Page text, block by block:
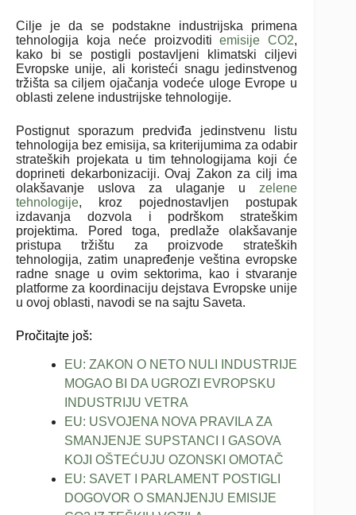
Cilje je da se podstakne industrijska primena
tehnologija koja neće proizvoditiemisije CO2,
kako bi se postigli postavljeni klimatski ciljevi
Evropske unije, ali koristeći snagu jedinstvenog
tržišta sa ciljem ojačanja vodeće uloge Evrope u
oblasti zelene industrijske tehnologije.
Postignut sporazum predviđa jedinstvenu listu
tehnologija bez emisija, sa kriterijumima za odabir
strateških projekata u tim tehnologijama koji će
doprineti dekarbonizaciji. Ovaj Zakon za cilj ima
olakšavanje uslova za ulaganje u zelene
tehnologije, kroz pojednostavljen postupak
izdavanja dozvola i podrškom strateškim
projektima. Pored toga, predlaže olakšavanje
pristupa tržištu za proizvode strateških
tehnologija, zatim unapređenje veština evropske
radne snage u ovim sektorima, kao i stvaranje
platforme za koordinaciju dejstava Evropske unije
u ovoj oblasti, navodi se na sajtu Saveta.
Pročitajte još:
EU: ZAKON O NETO NULI INDUSTRIJE
MOGAO BI DA UGROZI EVROPSKU
INDUSTRIJU VETRA
EU: USVOJENA NOVA PRAVILA ZA
SMANJENJE SUPSTANCI I GASOVA
KOJI OŠTEĆUJU OZONSKI OMOTAČ
EU: SAVET I PARLAMENT POSTIGLI
DOGOVOR O SMANJENJU EMISIJE